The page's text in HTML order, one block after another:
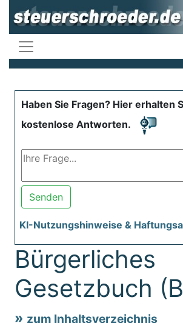
Haben Sie Fragen? Hier erhalten
kostenlose Antworten.
Senden
KI-Nutzungshinweise &
Bürgerliches
Gesetzbuch
zum Inhaltsverzeichnis